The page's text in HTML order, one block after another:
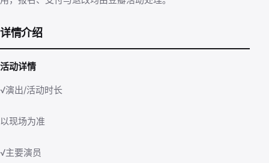
详情介绍
活动详情
√演出/活动时长
以现场为准
√主要演员